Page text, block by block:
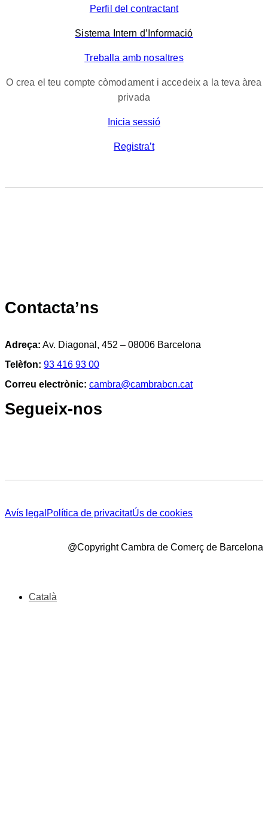
Perfil del contractant
Sistema Intern d’Informació
Treballa amb nosaltres
O crea el teu compte còmodament i accedeix a la teva àrea
privada
Inicia sessió
Registra’t
Contacta’ns
Adreça: Av. Diagonal, 452 – 08006 Barcelona
Telèfon: 93 416 93 00
Correu electrònic: cambra@cambrabcn.cat
Segueix-nos
Avís legal Política de privacitatÚs de cookies
@Copyright Cambra de Comerç de Barcelona
Català